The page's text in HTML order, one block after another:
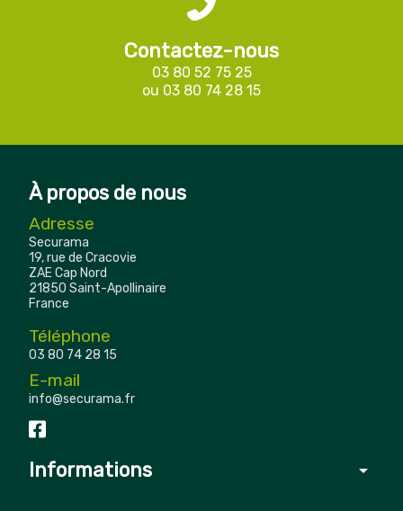
Contactez-nous
03 80 52 75 25
ou 03 80 74 28 15
À propos de nous
Adresse
Securama
19, rue de Cracovie
ZAE Cap Nord
21850 Saint-Apollinaire
France
Téléphone
03 80 74 28 15
E-mail
info@securama.fr
Informations arrow_drop_down